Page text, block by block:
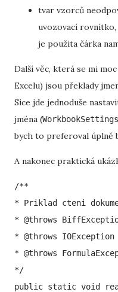
tvar vzorců
uvozovací
je použita čárka
Další věc, která se mi
Excelu) jsou překlady
Sice jde jednoduše
jména (
bych to preferoval úplně
A nakonec praktická
/**
* Priklad cteni
* @throws
* @throws IOException
* @throws
*/
public static void